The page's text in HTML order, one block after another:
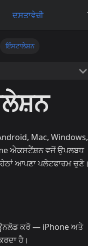
ਦਸਤਾਵੇਜ਼ੀ
ਇੰਸਟਾਲੇਸ਼ਨ
Mac, Windows,
ਐਕਸਟੈਂਸ਼ਨ ਵਜੋਂ ਉਪਲਬਧ
ਆਪਣਾ ਪਲੇਟਫਾਰਮ ਚੁਣੋ।
ਕਰੋ — iPhone ਅਤੇ
ਹੈ।